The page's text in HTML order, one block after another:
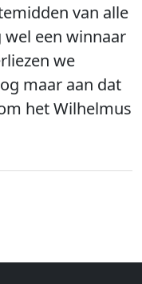
van alle
een winnaar
we
maar aan dat
het Wilhelmus